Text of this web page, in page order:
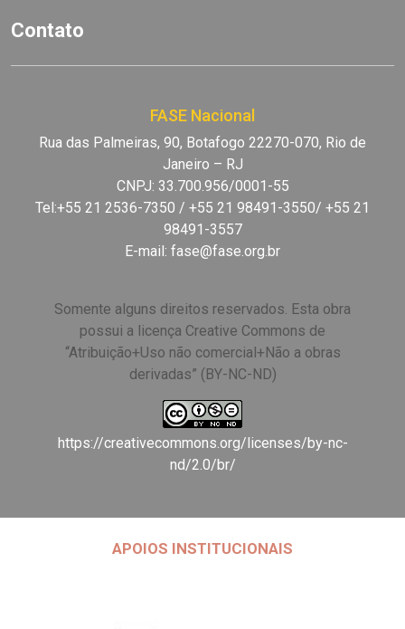
Contato
FASE Nacional
Rua das Palmeiras, 90, Botafogo 22270-070, Rio de
Janeiro – RJ
CNPJ: 33.700.956/0001-55
Tel:+55 21 2536-7350 / +55 21 98491-3550/ +55 21
98491-3557
E-mail: fase@fase.org.br
Somente alguns direitos reservados. Esta obra
possui a licença Creative Commons de
“Atribuição+Uso não comercial+Não a obras
derivadas” (BY-NC-ND)
https://creativecommons.org/licenses/by-nc-
nd/2.0/br/
APOIOS INSTITUCIONAIS